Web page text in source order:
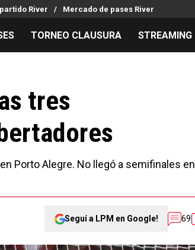
River Mercado de pases River
Entradas
Hinchas
Los goles de River
TORNEO CLAUSURA STREAMING
tres
Porto Alegre. No llegó a semifinales en
Seguí a LPM en Google! 69